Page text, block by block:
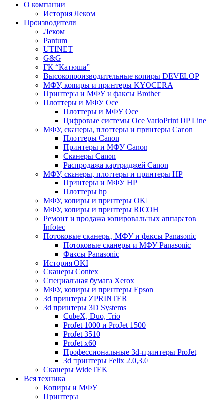
О компании
История Леком
Производители
Леком
Pantum
UTINET
G&G
ГК “Катюша”
Высокопроизводительные копиры DEVELOP
МФУ, копиры и принтеры KYOCERA
Принтеры и МФУ и факсы Brother
Плоттеры и МФУ Oce
Плоттеры и МФУ Oce
Цифровые системы Oce VarioPrint DP Line
МФУ, сканеры, плоттеры и принтеры Canon
Плоттеры Canon
Принтеры и МФУ Canon
Сканеры Canon
Распродажа картриджей Canon
МФУ, сканеры, плоттеры и принтеры HP
Принтеры и МФУ HP
Плоттеры hp
МФУ, копиры и принтеры OKI
МФУ, копиры и принтеры RICOH
Ремонт и продажа копировальных аппаратов
Infotec
Потоковые сканеры, МФУ и факсы Panasonic
Потоковые сканеры и МФУ Panasonic
Факсы Panasonic
История OKI
Сканеры Contex
Специальная бумага Xerox
МФУ, копиры и принтеры Epson
3d принтеры ZPRINTER
3d принтеры 3D Systems
CubeX, Duo, Trio
ProJet 1000 и ProJet 1500
ProJet 3510
ProJet x60
Профессиональные 3d-принтеры ProJet
3d принтеры Felix 2.0,3.0
Сканеры WideTEK
Вся техника
Копиры и МФУ
Принтеры